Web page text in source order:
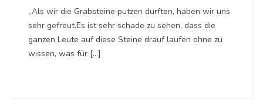
„Als wir die Grabsteine putzen durften, haben wir uns
sehr gefreut.Es ist sehr schade zu sehen, dass die
ganzen Leute auf diese Steine drauf laufen ohne zu
wissen, was für […]